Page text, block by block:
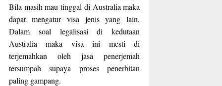
Bila masih mau tinggal di Australia maka
dapat mengatur visa jenis yang lain.
Dalam soal legalisasi di kedutaan
Australia maka visa ini mesti di
terjemahkan oleh jasa penerjemah
tersumpah supaya proses penerbitan
paling gampang.